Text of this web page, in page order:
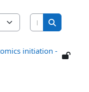
Rechercher
initiation -